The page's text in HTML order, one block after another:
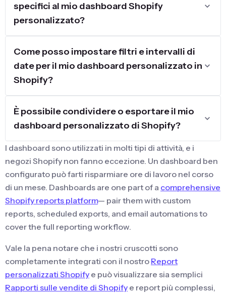
specifici al mio dashboard Shopify
personalizzato?
Come posso impostare filtri e intervalli di
date per il mio dashboard personalizzato in
Shopify?
È possibile condividere o esportare il mio
dashboard personalizzato di Shopify?
I dashboard sono utilizzati in molti tipi di attività, e i
negozi Shopify non fanno eccezione. Un dashboard ben
configurato può farti risparmiare ore di lavoro nel corso
di un mese. Dashboards are one part of a comprehensive
Shopify reports platform— pair them with custom
reports, scheduled exports, and email automations to
cover the full reporting workflow.
Vale la pena notare che i nostri cruscotti sono
completamente integrati con il nostro Report
personalizzati Shopify e può visualizzare sia semplici
Rapporti sulle vendite di Shopify e report più complessi,